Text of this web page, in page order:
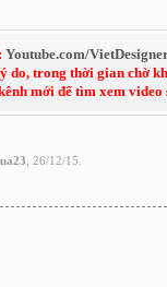
Youtube.com/
do, trong thời gian chờ
mới để tìm xem video
26/12/15